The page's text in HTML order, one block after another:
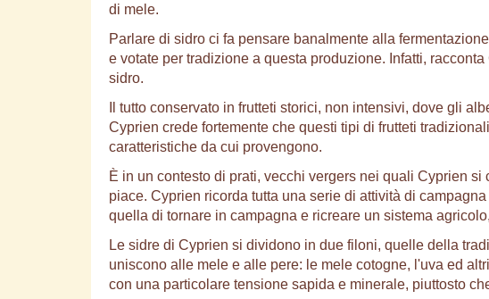
di mele.
Parlare di sidro ci fa pensare banalmente alla
e votate per tradizione a questa produzione. Infatti,
sidro.
Il tutto conservato in frutteti storici, non intensivi, dove gli
Cyprien crede fortemente che questi tipi di frutteti
caratteristiche da cui provengono.
È in un contesto di prati, vecchi vergers nei quali Cyprien
piace. Cyprien ricorda tutta una serie di attività di
quella di tornare in campagna e ricreare un sistema
Le sidre di Cyprien si dividono in due filoni, quelle della
uniscono alle mele e alle pere: le mele cotogne, l'uva ed
con una particolare tensione sapida e minerale, piuttosto